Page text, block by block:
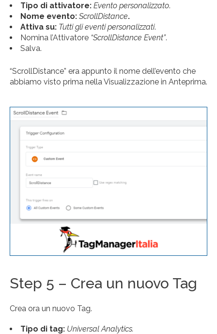
Tipo di attivatore: Evento personalizzato.
Nome evento: ScrollDistance.
Attiva su: Tutti gli eventi personalizzati.
Nomina l’Attivatore “ScrollDistance Event”.
Salva.
“ScrollDistance” era appunto il nome dell’evento che
abbiamo visto prima nella Visualizzazione in Anteprima.
Step 5 – Crea un nuovo Tag
Crea ora un nuovo Tag.
Tipo di tag: Universal Analytics.